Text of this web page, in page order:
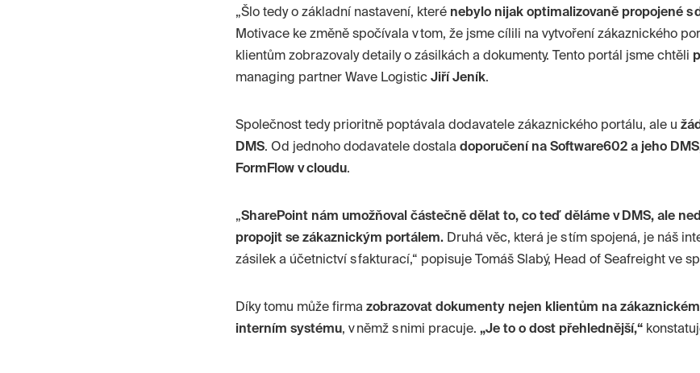
„Šlo tedy o základní nastavení, které nebylo nijak optimalizovaně propojené s
Motivace ke změně spočívala v tom, že jsme cílili na vytvoření zákaznického
klientům zobrazovaly detaily o zásilkách a dokumenty. Tento portál jsme chtěli
managing partner Wave Logistic Jiří Jeník.
Společnost tedy prioritně poptávala dodavatele zákaznického portálu, ale u
DMS. Od jednoho dodavatele dostala doporučení na Software602 a jeho
FormFlow v cloudu.
„SharePoint nám umožňoval částečně dělat to, co teď děláme v DMS, ale
propojit se zákaznickým portálem. Druhá věc, která je s tím spojená, je náš
zásilek a účetnictví s fakturací,“ popisuje Tomáš Slabý, Head of Seafreight ve
Díky tomu může firma zobrazovat dokumenty nejen klientům na
interním systému, v němž s nimi pracuje. „Je to o dost přehlednější,“